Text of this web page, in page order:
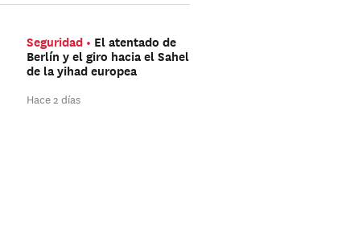
Seguridad
El atentado de
Berlín y el giro hacia el Sahel
de la yihad europea
Hace 2 días